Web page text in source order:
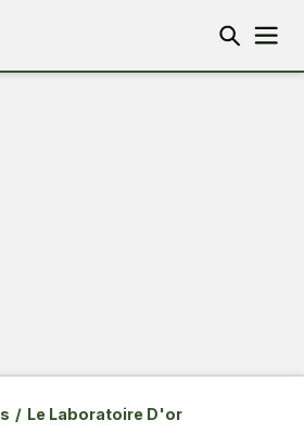
/ Le Laboratoire D'or